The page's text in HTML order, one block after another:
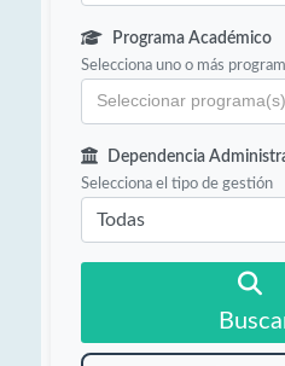
Programa Académico
Selecciona uno o más
Dependencia
Selecciona el tipo de gestión